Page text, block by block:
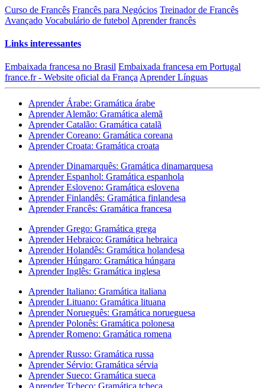
Curso de Francês Francês para Negócios Treinador de Francês
Avançado Vocabulário de futebol Aprender francês
Links interessantes
Embaixada francesa no Brasil Embaixada francesa em Portugal
france.fr - Website oficial da FrançaAprender Línguas
Aprender Árabe: Gramática árabe
Aprender Alemão: Gramática alemã
Aprender Catalão: Gramática catalã
Aprender Coreano: Gramática coreana
Aprender Croata: Gramática croata
Aprender Dinamarquês: Gramática dinamarquesa
Aprender Espanhol: Gramática espanhola
Aprender Esloveno: Gramática eslovena
Aprender Finlandês: Gramática finlandesa
Aprender Francês: Gramática francesa
Aprender Grego: Gramática grega
Aprender Hebraico: Gramática hebraica
Aprender Holandês: Gramática holandesa
Aprender Húngaro: Gramática húngara
Aprender Inglês: Gramática inglesa
Aprender Italiano: Gramática italiana
Aprender Lituano: Gramática lituana
Aprender Norueguês: Gramática norueguesa
Aprender Polonês: Gramática polonesa
Aprender Romeno: Gramática romena
Aprender Russo: Gramática russa
Aprender Sérvio: Gramática sérvia
Aprender Sueco: Gramática sueca